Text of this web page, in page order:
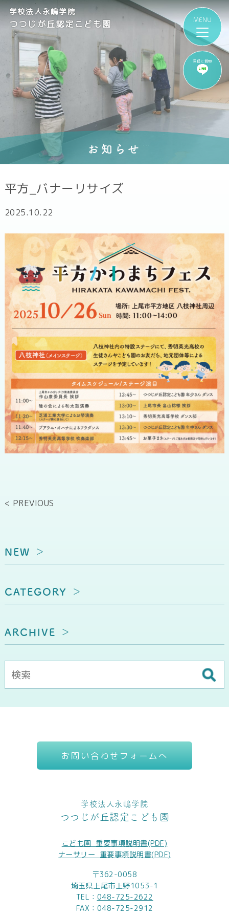
気軽に質問
学校法人永嶋学院
つつじが丘認定こども園
お知らせ
平方_バナーリサイズ
2025.10.22
< PREVIOUS
NEW
CATEGORY
ARCHIVE
お問い合わせフォームへ
学校法人永嶋学院
つつじが丘認定こども園
こども園_重要事項説明書(PDF)
ナーサリー_重要事項説明書(PDF)
〒362-0058
埼玉県上尾市上野1053-1
TEL： 048-725-2622
FAX：048-725-2912